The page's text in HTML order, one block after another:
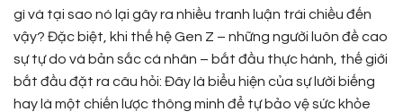
gì và tại sao nó lại gây ra nhiều tranh luận trái chiều đến
vậy? Đặc biệt, khi thế hệ Gen Z – những người luôn đề cao
sự tự do và bản sắc cá nhân – bắt đầu thực hành, thế giới
bắt đầu đặt ra câu hỏi: Đây là biểu hiện của sự lười biếng
hay là một chiến lược thông minh để tự bảo vệ sức khỏe